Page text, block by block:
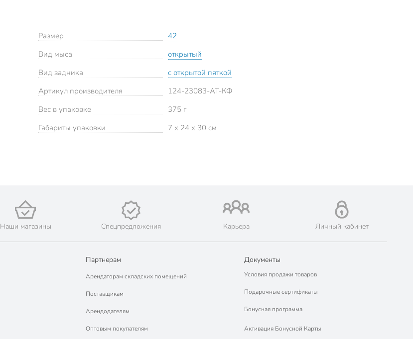
Размер
42
Вид мыса
открытый
Вид задника
с открытой пяткой
Артикул производителя
124-23083-АТ-КФ
Вес в упаковке
375 г
Габариты упаковки
7 x 24 x 30 см
Наши магазины Спецпредложения Карьера Личный кабинет
Партнерам
Арендаторам складских помещений
Поставщикам
Арендодателям
Оптовым покупателям
Документы
Условия продажи товаров
Подарочные сертификаты
Бонусная программа
Активация Бонусной Карты